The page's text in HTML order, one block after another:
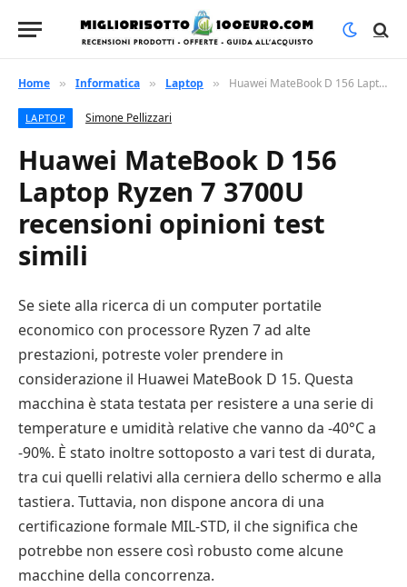
Home » Informatica » Laptop » Huawei MateBook D 156 Laptop Ryzen 7 3700U recensioni opinioni test simili
LAPTOP Simone Pellizzari
Huawei MateBook D 156
Laptop Ryzen 7 3700U
recensioni opinioni test
simili
Se siete alla ricerca di un computer portatile
economico con processore Ryzen 7 ad alte
prestazioni, potreste voler prendere in
considerazione il Huawei MateBook D 15. Questa
macchina è stata testata per resistere a una serie di
temperature e umidità relative che vanno da -40°C a
-90%. È stato inoltre sottoposto a vari test di durata,
tra cui quelli relativi alla cerniera dello schermo e alla
tastiera. Tuttavia, non dispone ancora di una
certificazione formale MIL-STD, il che significa che
potrebbe non essere così robusto come alcune
macchine della concorrenza.